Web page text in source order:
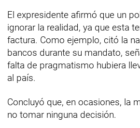
El expresidente afirmó que un
ignorar la realidad, ya que esta
factura. Como ejemplo, citó la
bancos durante su mandato,
falta de pragmatismo hubiera
al país.
Concluyó que, en ocasiones, la
no tomar ninguna decisión.